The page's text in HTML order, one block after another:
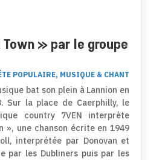
» par le groupe
POPULAIRE, MUSIQUE & CHANT
bat son plein à Lannion en
Sur la place de Caerphilly, le
country 7VEN interprète
», une chanson écrite en 1949
interprétée par Donovan et
par les Dubliners puis par les